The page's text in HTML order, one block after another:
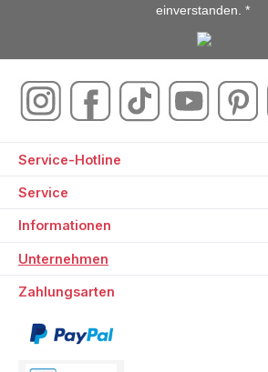
einverstanden. *
Service-Hotline
Service
Informationen
Unternehmen
Zahlungsarten